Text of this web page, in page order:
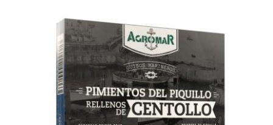
AÑADIR AL CARRITO
/